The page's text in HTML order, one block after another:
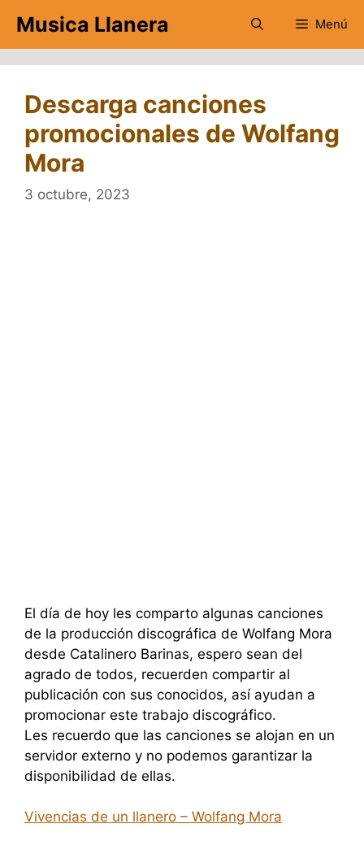
contenido
Musica Llanera Menú
Descarga canciones
promocionales de Wolfang
Mora
3 octubre, 2023
El día de hoy les comparto algunas canciones
de la producción discográfica de Wolfang Mora
desde Catalinero Barinas, espero sean del
agrado de todos, recuerden compartir al
publicación con sus conocidos, así ayudan a
promocionar este trabajo discográfico.
Les recuerdo que las canciones se alojan en un
servidor externo y no podemos garantizar la
disponibilidad de ellas.
Vivencias de un llanero – Wolfang Mora